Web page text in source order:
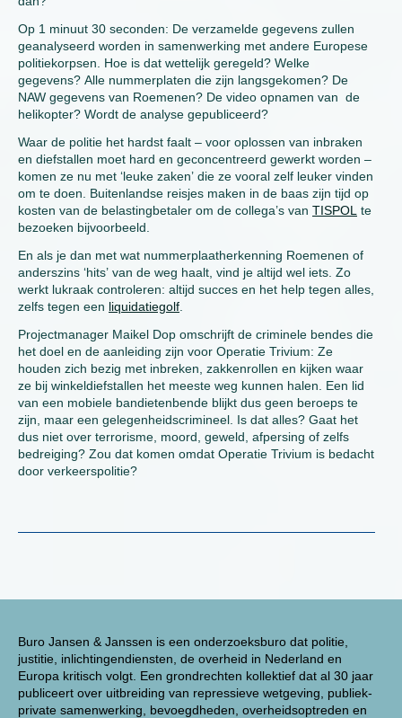
Buro Jansen & Janssen is een onderzoeksburo dat politie,
justitie, inlichtingendiensten, de overheid in Nederland en
Europa kritisch volgt. Een grondrechten kollektief dat al 30 jaar
publiceert over uitbreiding van repressieve wetgeving, publiek-
private samenwerking, bevoegdheden, overheidsoptreden en
Op 1 minuut 30 seconden: De verzamelde gegevens zullen
geanalyseerd worden in samenwerking met andere Europese
politiekorpsen. Hoe is dat wettelijk geregeld? Welke
gegevens? Alle nummerplaten die zijn langsgekomen? De
NAW gegevens van Roemenen? De video opnamen van de
helikopter? Wordt de analyse gepubliceerd?
Waar de politie het hardst faalt – voor oplossen van inbraken
en diefstallen moet hard en geconcentreerd gewerkt worden –
komen ze nu met ‘leuke zaken’ die ze vooral zelf leuker vinden
om te doen. Buitenlandse reisjes maken in de baas zijn tijd op
kosten van de belastingbetaler om de collega’s van TISPOL te
bezoeken bijvoorbeeld.
En als je dan met wat nummerplaatherkenning Roemenen of
anderszins ‘hits’ van de weg haalt, vind je altijd wel iets. Zo
werkt lukraak controleren: altijd succes en het help tegen alles,
zelfs tegen een liquidatiegolf
Projectmanager Maikel Dop omschrijft de criminele bendes die
het doel en de aanleiding zijn voor Operatie Trivium: Ze
houden zich bezig met inbreken, zakkenrollen en kijken waar
ze bij winkeldiefstallen het meeste weg kunnen halen. Een lid
van een mobiele bandietenbende blijkt dus geen beroeps te
zijn, maar een gelegenheidscrimineel. Is dat alles? Gaat het
dus niet over terrorisme, moord, geweld, afpersing of zelfs
bedreiging? Zou dat komen omdat Operatie Trivium is bedacht
door verkeerspolitie?